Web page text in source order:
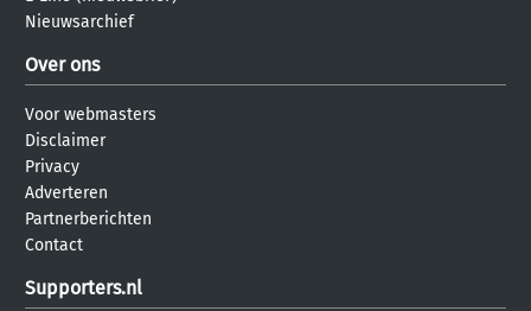
Nieuwsarchief
Over ons
Voor webmasters
Disclaimer
Privacy
Adverteren
Partnerberichten
Contact
Supporters.nl